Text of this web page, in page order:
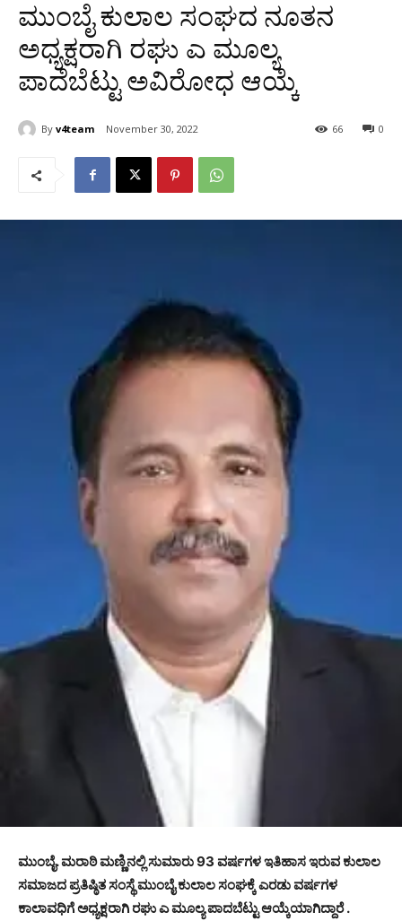
ಮುಂಬೈ ಕುಲಾಲ ಸಂಘದ ನೂತನ
ಅಧ್ಯಕ್ಷರಾಗಿ ರಘು ಎ ಮೂಲ್ಯ
ಪಾದೆಬೆಟ್ಟು ಅವಿರೋಧ ಆಯ್ಕೆ
By v4team November 30, 2022 0
66
ಮುಂಬೈ. ಮರಾಠಿ ಮಣ್ಣಿನಲ್ಲಿ ಸುಮಾರು 93 ವರ್ಷಗಳ ಇತಿಹಾಸ ಇರುವ ಕುಲಾಲ
ಸಮಾಜದ ಪ್ರತಿಷ್ಠಿತ ಸಂಸ್ಥೆ ಮುಂಬೈ ಕುಲಾಲ ಸಂಘಕ್ಕೆ ಎರಡು ವರ್ಷಗಳ
ಕಾಲಾವಧಿಗೆ ಅಧ್ಯಕ್ಷರಾಗಿ ರಘು ಎ ಮೂಲ್ಯ ಪಾದಬೆಟ್ಟು ಆಯ್ಕೆಯಾಗಿದ್ದಾರೆ .